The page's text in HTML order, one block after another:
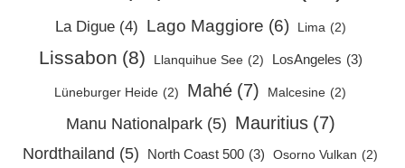
La Digue (4) Lago Maggiore (6) Lima (2)
Lissabon (8) Llanquihue See (2) LosAngeles (3)
Lüneburger Heide (2) Mahé (7) Malcesine (2)
Manu Nationalpark (5) Mauritius (7)
Nordthailand (5) North Coast 500 (3) Osorno Vulkan (2)